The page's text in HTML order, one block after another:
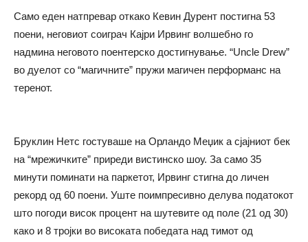
Само еден натпревар откако Кевин Дурент постигна 53
поени, неговиот соиграч Кајри Ирвинг волшебно го
надмина неговото поентерско достигнување. “Uncle Drew”
во дуелот со “магичните” пружи магичен перформанс на
теренот.
Бруклин Нетс гостуваше на Орландо Меџик а сјајниот бек
на “мрежичките” приреди вистинско шоу. За само 35
минути поминати на паркетот, Ирвинг стигна до личен
рекорд од 60 поени. Уште поимпресивно делува податокот
што погоди висок процент на шутевите од поле (21 од 30)
како и 8 тројки во високата победата над тимот од